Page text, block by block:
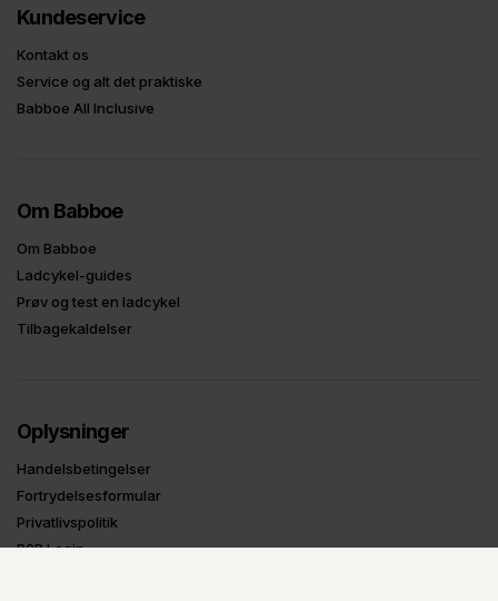
Kundeservice
Kontakt os
Service og alt det praktiske
Babboe All Inclusive
Om Babboe
Om Babboe
Ladcykel-guides
Prøv og test en ladcykel
Tilbagekaldelser
Oplysninger
Handelsbetingelser
Fortrydelsesformular
Privatlivspolitik
B2B Login